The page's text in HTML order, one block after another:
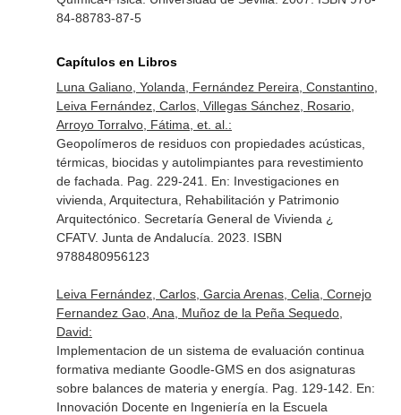
84-88783-87-5
Capítulos en Libros
Luna Galiano, Yolanda, Fernández Pereira, Constantino,
Leiva Fernández, Carlos, Villegas Sánchez, Rosario,
Arroyo Torralvo, Fátima, et. al.:
Geopolímeros de residuos con propiedades acústicas,
térmicas, biocidas y autolimpiantes para revestimiento
de fachada. Pag. 229-241. En: Investigaciones en
vivienda, Arquitectura, Rehabilitación y Patrimonio
Arquitectónico. Secretaría General de Vivienda ¿
CFATV. Junta de Andalucía. 2023. ISBN
9788480956123
Leiva Fernández, Carlos, Garcia Arenas, Celia, Cornejo
Fernandez Gao, Ana, Muñoz de la Peña Sequedo,
David:
Implementacion de un sistema de evaluación continua
formativa mediante Goodle-GMS en dos asignaturas
sobre balances de materia y energía. Pag. 129-142. En:
Innovación Docente en Ingeniería en la Escuela